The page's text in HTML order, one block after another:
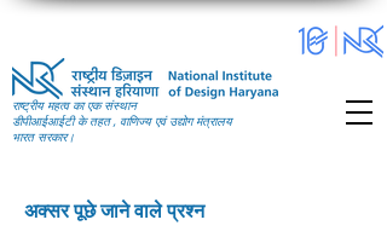
राष्ट्रीय महत्व का एक संस्थान
डीपीआईआईटी के तहत , वाणिज्य एवं उद्योग मंत्रालय
भारत सरकार।
अक्सर पूछे जाने वाले प्रश्न